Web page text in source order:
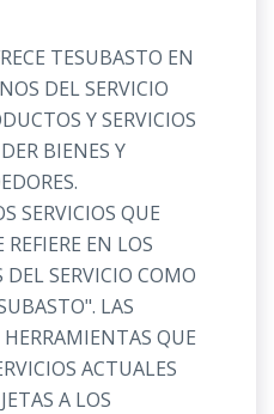
TESUBASTO EN
DEL SERVICIO
Y SERVICIOS
BIENES Y
SERVICIOS QUE
REFIERE EN LOS
SERVICIO COMO
LAS
QUE
ACTUALES
A LOS